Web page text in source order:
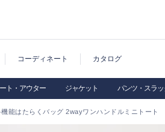
コーディネート カタログ
ト・アウター ジャケット パンツ・スラ
機能はたらくバッグ 2wayワンハンドルミニトート